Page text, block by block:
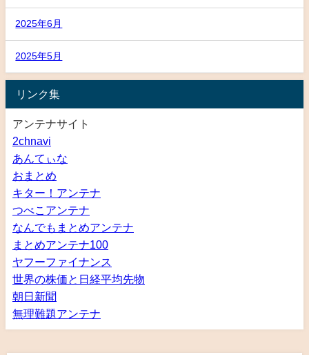
2025年6月
2025年5月
リンク集
アンテナサイト
2chnavi
あんてぃな
おまとめ
キター！アンテナ
つべこアンテナ
なんでもまとめアンテナ
まとめアンテナ100
ヤフーファイナンス
世界の株価と日経平均先物
朝日新聞
無理難題アンテナ